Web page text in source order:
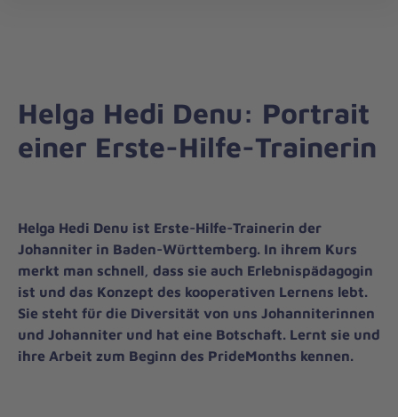
Helga Hedi Denu: Portrait
einer Erste-Hilfe-Trainerin
Helga Hedi Denu ist Erste-Hilfe-Trainerin der
Johanniter in Baden-Württemberg. In ihrem Kurs
merkt man schnell, dass sie auch Erlebnispädagogin
ist und das Konzept des kooperativen Lernens lebt.
Sie steht für die Diversität von uns Johanniterinnen
und Johanniter und hat eine Botschaft. Lernt sie und
ihre Arbeit zum Beginn des PrideMonths kennen.